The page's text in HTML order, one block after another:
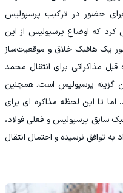
حضور در ترکیب پرسپولیس
کرد که اوضاع پرسپولیس از این
یک هافبک خلاق و موقعیت‌ساز
مذاکراتی برای انتقال محمد
گزینه پرسپولیس است. همچنین
اما تا این لحظه مذاکره ای برای
سابق پرسپولیس و فعلی فولاد،
به توافق نرسیده و احتمال انتقال